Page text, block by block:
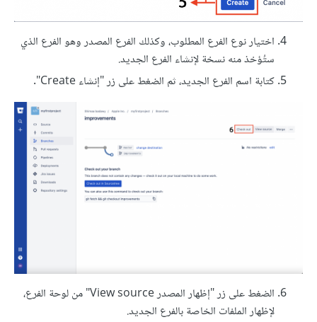
اختيار نوع الفرع المطلوب، وكذلك الفرع المصدر وهو الفرع الذي
ستُؤخذ منه نسخة لإنشاء الفرع الجديد.
كتابة اسم الفرع الجديد، ثم الضغط على زر "إنشاء Create".
الضغط على زر "إظهار المصدر View source" من لوحة الفرع،
لإظهار الملفات الخاصة بالفرع الجديد.